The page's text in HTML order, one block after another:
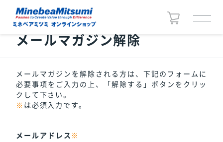
メールマガジン解除
メールマガジンを解除される方は、下記のフォームに
必要事項をご入力の上、「解除する」ボタンをクリッ
クして下さい。
※ は必須入力です。
メールアドレス ※